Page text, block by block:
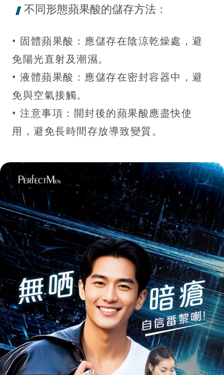
不同形態蘋果酸的儲存方法：
• 固體蘋果酸：應儲存在陰涼乾燥處，避
免陽光直射及潮濕。
• 液體蘋果酸：應儲存在密封容器中，避
免與空氣接觸。
• 注意事項：開封後的蘋果酸應盡快使
用，避免長時間存放導致變質。